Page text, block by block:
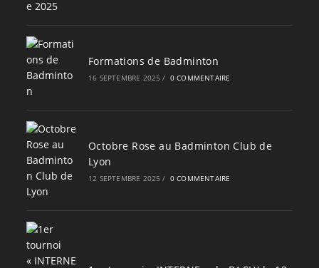
Formations de Badminton
16 SEPTEMBRE 2025 / 0 COMMENTAIRE
Octobre Rose au Badminton Club de
Lyon
12 SEPTEMBRE 2025 / 0 COMMENTAIRE